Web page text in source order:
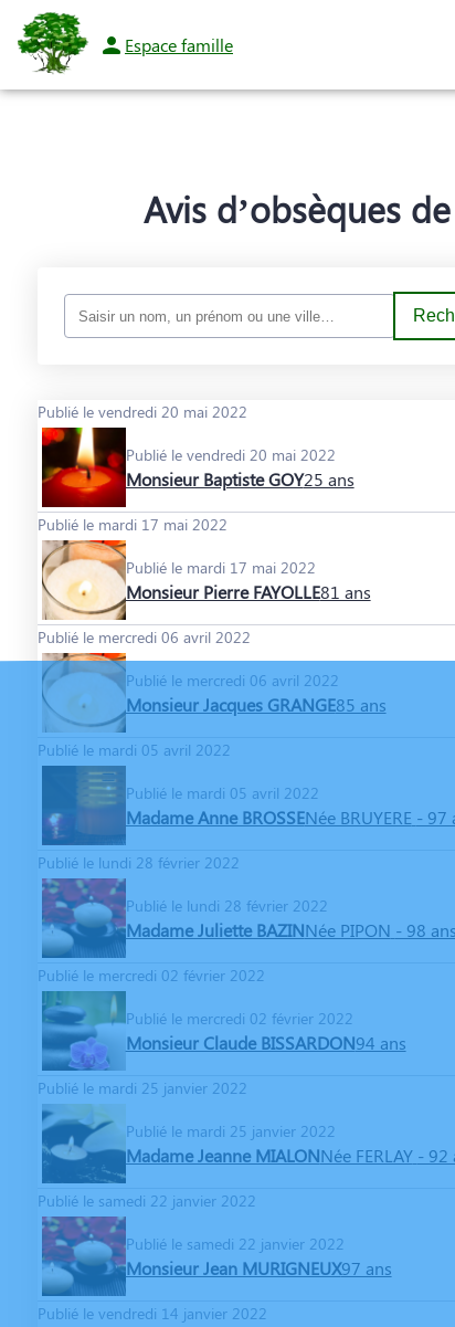
Espace famille
NOS SERVICES NOTRE AGENCE
Avis d’obsèques
Publié le vendredi 20 mai 2022
Publié le vendredi 20 mai 2022
Monsieur Baptiste GOY25 ans
Publié le mardi 17 mai 2022
Publié le mardi 17 mai 2022
Monsieur Pierre FAYOLLE81 ans
Publié le mercredi 06 avril 2022
Publié le mercredi 06 avril 2022
Monsieur Jacques GRANGE85 ans
Publié le mardi 05 avril 2022
Publié le mardi 05 avril 2022
Madame Anne BROSSENée BRUYERE - 97
Publié le lundi 28 février 2022
Publié le lundi 28 février 2022
Madame Juliette BAZINNée PIPON - 98 ans
Publié le mercredi 02 février 2022
Publié le mercredi 02 février 2022
Monsieur Claude BISSARDON94 ans
Publié le mardi 25 janvier 2022
Publié le mardi 25 janvier 2022
Madame Jeanne MIALONNée FERLAY - 92
Publié le samedi 22 janvier 2022
Publié le samedi 22 janvier 2022
Monsieur Jean MURIGNEUX97 ans
Publié le vendredi 14 janvier 2022